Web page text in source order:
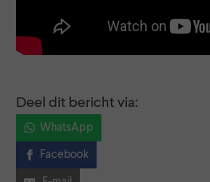
Deel dit bericht via:
WhatsApp
Facebook